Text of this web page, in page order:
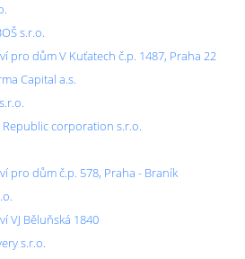
s.r.o.
pro dům V Kuťatech č.p. 1487, Praha 22
Capital a.s.
Republic corporation s.r.o.
pro dům č.p. 578, Praha - Braník
VJ Běluňská 1840
s.r.o.